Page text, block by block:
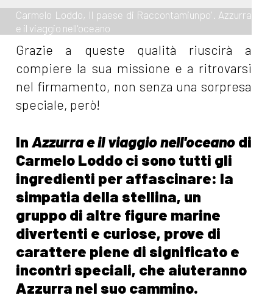
Carmelo Loddo, Il paese di Raccontamiunpo'. Azzurra
e il viaggio nell'oceano
Grazie a queste qualità riuscirà a
compiere la sua missione e a ritrovarsi
nel firmamento, non senza una sorpresa
speciale, però!
InAzzurra e il viaggio nell'oceano di
Carmelo Loddo ci sono tutti gli
ingredienti per affascinare: la
simpatia della stellina, un
gruppo di altre figure marine
divertenti e curiose, prove di
carattere piene di significato e
incontri speciali, che aiuteranno
Azzurra nel suo cammino.